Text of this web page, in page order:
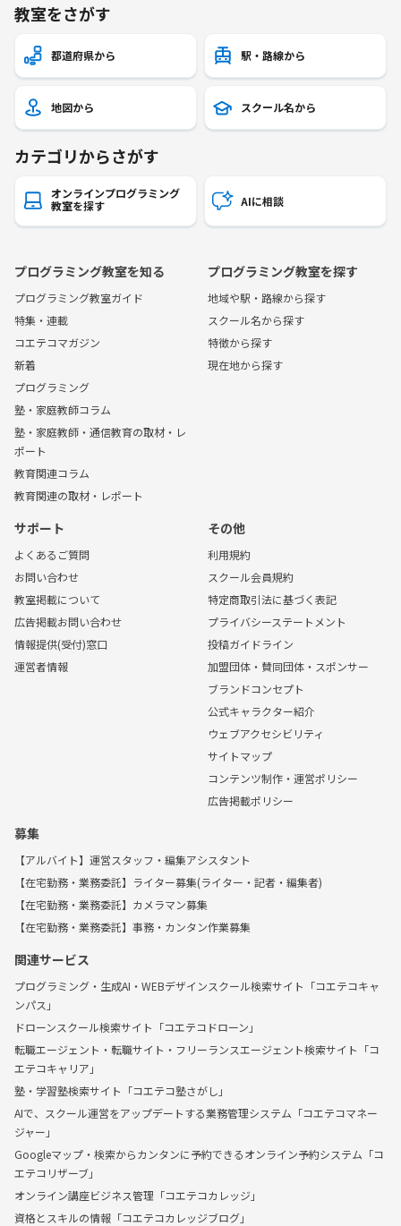
教室をさがす
都道府県から 駅・路線から
地図から スクール名から
カテゴリからさがす
オンラインプログラミング
教室を探す
AIに相談
プログラミング教室を知る
プログラミング教室ガイド
特集・連載
コエテコマガジン
新着
プログラミング
塾・家庭教師コラム
塾・家庭教師・通信教育の取材・レ
ポート
教育関連コラム
教育関連の取材・レポート
プログラミング教室を探す
地域や駅・路線から探す
スクール名から探す
特徴から探す
現在地から探す
サポート
よくあるご質問
お問い合わせ
教室掲載について
広告掲載お問い合わせ
情報提供(受付)窓口
運営者情報
その他
利用規約
スクール会員規約
特定商取引法に基づく表記
プライバシーステートメント
投稿ガイドライン
加盟団体・賛同団体・スポンサー
ブランドコンセプト
公式キャラクター紹介
ウェブアクセシビリティ
サイトマップ
コンテンツ制作・運営ポリシー
広告掲載ポリシー
募集
【アルバイト】運営スタッフ・編集アシスタント
【在宅勤務・業務委託】ライター募集(ライター・記者・編集者)
【在宅勤務・業務委託】カメラマン募集
【在宅勤務・業務委託】事務・カンタン作業募集
関連サービス
プログラミング・生成AI・WEBデザインスクール検索サイト「コエテコキャ
ンパス」
ドローンスクール検索サイト「コエテコドローン」
転職エージェント・転職サイト・フリーランスエージェント検索サイト「コ
エテコキャリア」
塾・学習塾検索サイト「コエテコ塾さがし」
AIで、スクール運営をアップデートする業務管理システム「コエテコマネー
ジャー」
Googleマップ・検索からカンタンに予約できるオンライン予約システム「コ
エテコリザーブ」
オンライン講座ビジネス管理「コエテコカレッジ」
資格とスキルの情報「コエテコカレッジブログ」